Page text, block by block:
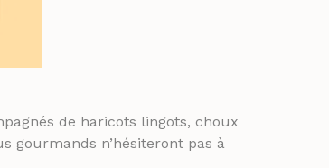
de haricots lingots, choux
gourmands n’hésiteront pas à